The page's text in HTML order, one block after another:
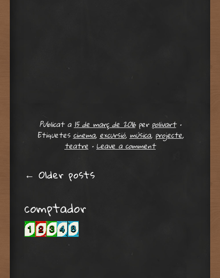
Publicat a15 de març de 2016perpolivart •
Etiquetescinema,excursió,música,projecte,
teatre •Leave a comment
Post navigation
← Older posts
comptador